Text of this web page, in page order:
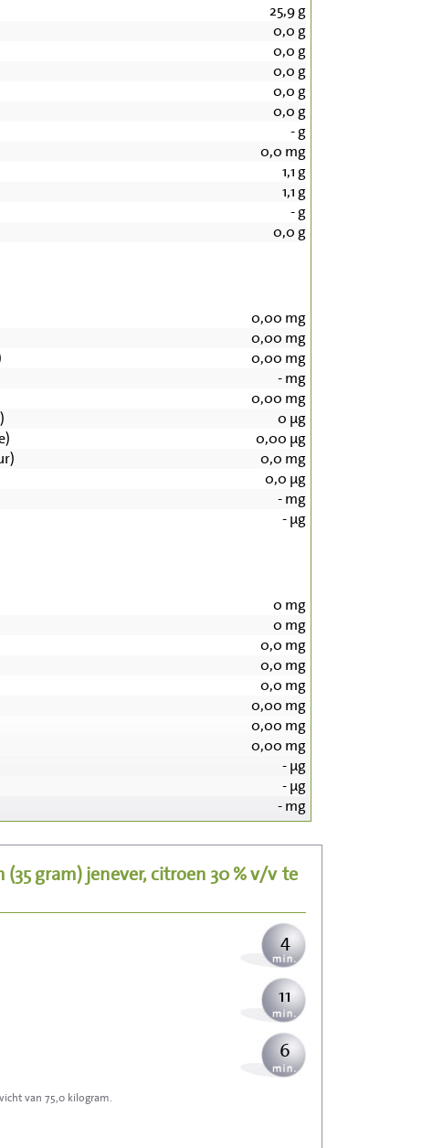
25,9g
0,0 g
0,0 g
0,0 g
0,0 g
0,0 g
-g
0,0 mg
1,1 g
1,1 g
-g
0,0 g
0,00 mg
0,00 mg
0,00 mg
-mg
0,00 mg
0 µg
0,00 µg
0,0 mg
0,0 µg
-mg
-µg
0 mg
0 mg
0,0 mg
0,0 mg
0,0 mg
0,00 mg
0,00 mg
0,00 mg
-µg
-µg
-mg
(35 gram)jenever, citroen 30 % v/v te
41
10
4
11
6
van 75,0 kilogram.